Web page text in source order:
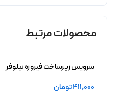
محصولات مرتبط
سرویس زیرساخت فیروزه نیلوفر
411,000تومان